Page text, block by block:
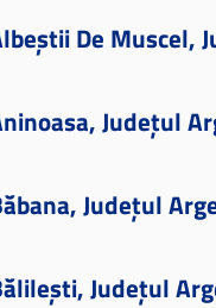
De Muscel,
Județul
Județul
Județul